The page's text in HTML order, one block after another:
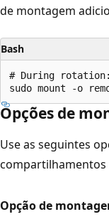
de montagem
Bash
# During rotation:
Opções de
Use as seguintes
compartilhamentos
Opção de